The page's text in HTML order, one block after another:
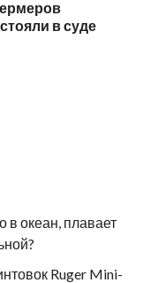
в суде
в океан, плавает
Ruger Mini-